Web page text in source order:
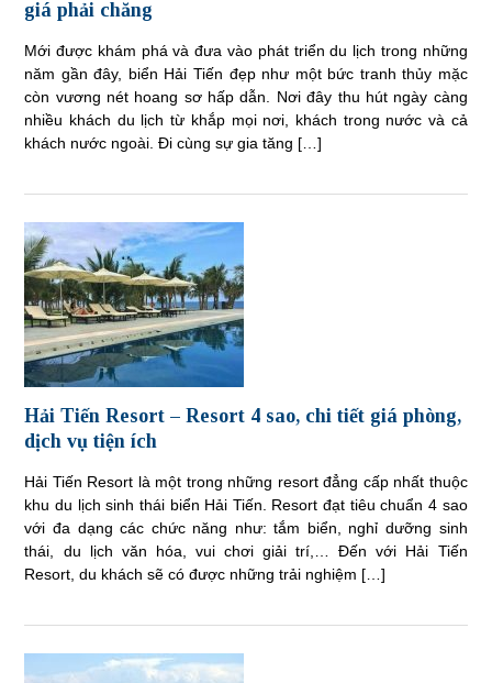
giá phải chăng
Mới được khám phá và đưa vào phát triển du lịch trong những
năm gần đây, biển Hải Tiến đẹp như một bức tranh thủy mặc
còn vương nét hoang sơ hấp dẫn. Nơi đây thu hút ngày càng
nhiều khách du lịch từ khắp mọi nơi, khách trong nước và cả
khách nước ngoài. Đi cùng sự gia tăng […]
Hải Tiến Resort – Resort 4 sao, chi tiết giá phòng,
dịch vụ tiện ích
Hải Tiến Resort là một trong những resort đẳng cấp nhất thuộc
khu du lịch sinh thái biển Hải Tiến. Resort đạt tiêu chuẩn 4 sao
với đa dạng các chức năng như: tắm biển, nghỉ dưỡng sinh
thái, du lịch văn hóa, vui chơi giải trí,… Đến với Hải Tiến
Resort, du khách sẽ có được những trải nghiệm […]